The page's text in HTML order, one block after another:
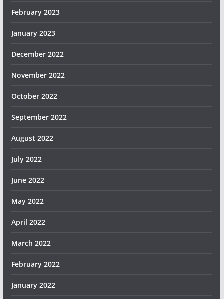
February 2023
January 2023
December 2022
November 2022
October 2022
September 2022
August 2022
July 2022
June 2022
May 2022
April 2022
March 2022
February 2022
January 2022